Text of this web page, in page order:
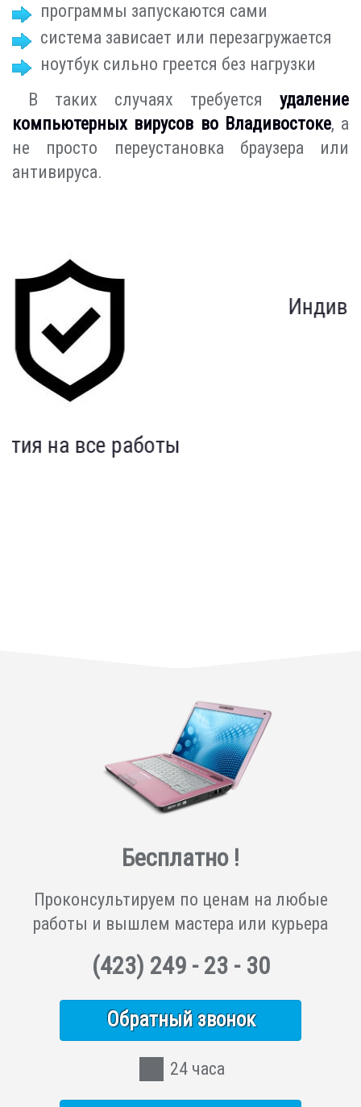
программы запускаются сами
система зависает или перезагружается
ноутбук сильно греется без нагрузки
В таких случаях требуется удаление
компьютерных вирусов во Владивостоке, а
не просто переустановка браузера или
антивируса.
Индивидуальный подход
Бесплатно !
Проконсультируем по ценам на любые
работы и вышлем мастера или курьера
(423) 249 - 23 - 30
Обратный звонок
24 часа